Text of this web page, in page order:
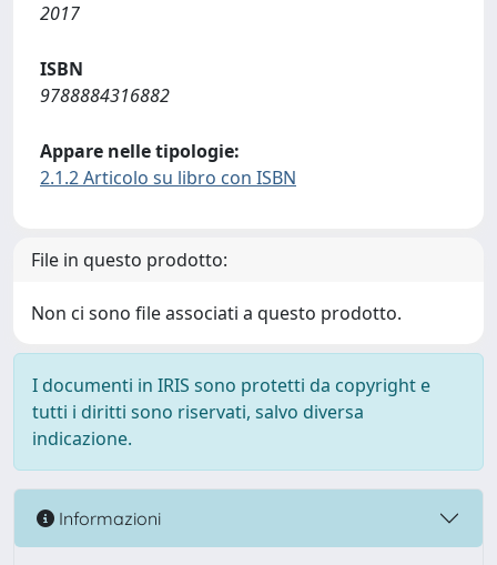
2017
ISBN
9788884316882
Appare nelle tipologie:
2.1.2 Articolo su libro con ISBN
File in questo prodotto:
Non ci sono file associati a questo prodotto.
I documenti in IRIS sono protetti da copyright e
tutti i diritti sono riservati, salvo diversa
indicazione.
Informazioni